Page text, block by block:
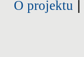
O projektu